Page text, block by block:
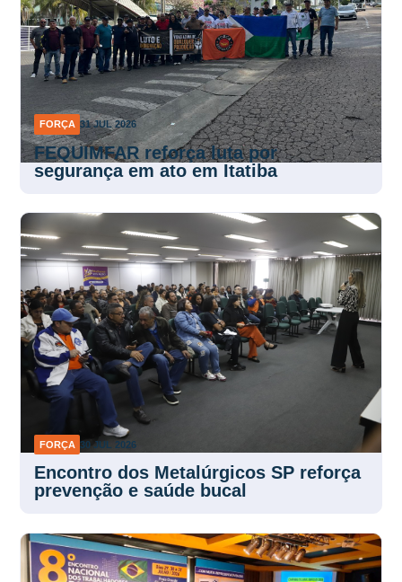
FORÇA 31 JUL 2026
FEQUIMFAR reforça luta por
segurança em ato em Itatiba
FORÇA 30 JUL 2026
Encontro dos Metalúrgicos SP reforça
prevenção e saúde bucal